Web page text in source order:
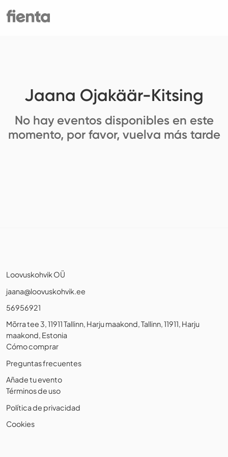
Jaana Ojakäär-Kitsing
No hay eventos disponibles en este
momento, por favor, vuelva más tarde
Loovuskohvik OÜ
jaana@loovuskohvik.ee
56956921
Mõrra tee 3, 11911 Tallinn, Harju maakond, Tallinn, 11911, Harju
maakond, Estonia
Cómo comprar
Preguntas frecuentes
Añade tu evento
Términos de uso
Política de privacidad
Cookies